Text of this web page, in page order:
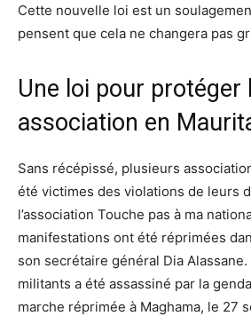
Cette nouvelle loi est un
pensent que cela ne changera pas
Une loi pour protéger
association en
Sans récépissé, plusieurs
été victimes des violations de leurs
l’association Touche pas à ma
manifestations ont été réprimées
son secrétaire général Dia Alassane.
militants a été assassiné par la
marche réprimée à Maghama, le 27